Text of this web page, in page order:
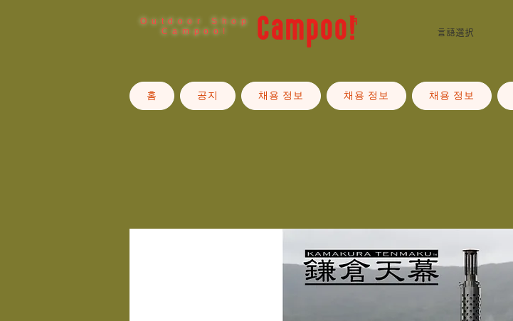
Outdoor Shop
Campoo!
言語選択
홈 공지 채용 정보 채용 정보 채용 정보